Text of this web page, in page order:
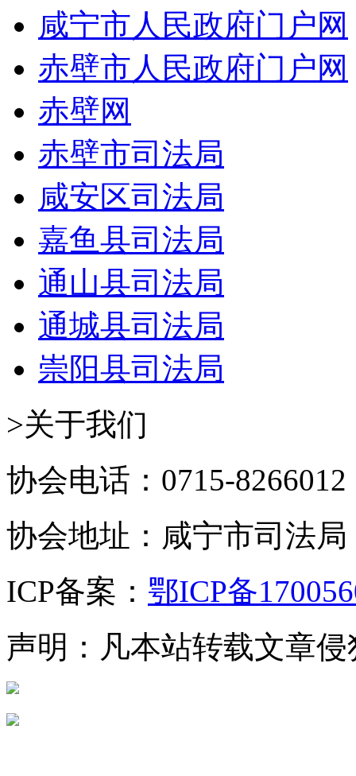
咸宁市人民政府门户网
赤壁市人民政府门户网
赤壁网
赤壁市司法局
咸安区司法局
嘉鱼县司法局
通山县司法局
通城县司法局
崇阳县司法局
>关于我们
协会电话：0715-8266012
协会地址：咸宁市司法
ICP备案： 鄂ICP备
声明：凡本站转载文章